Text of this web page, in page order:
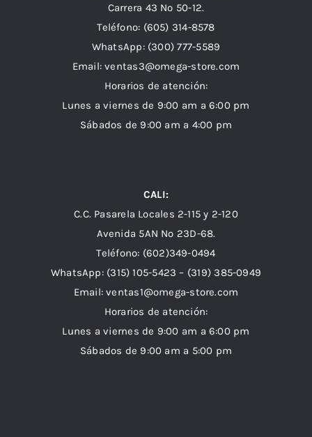
Carrera 43 Nº 50-12.
Teléfono: (605) 314-8578
WhatsApp: (300) 777-5589
Email: ventas3@omega-store.com
Horarios de atención:
Lunes a viernes de 9:00 am a 6:00 pm
Sábados de 9:00 am a 4:00 pm
CALI:
C.C. Pasarela Locales 2-115 y 2-120
Avenida 5AN Nº 23D-68.
Teléfono: (602)349-0494
WhatsApp: (315) 105-5423 – (319) 385-0949
Email:ventas1@omega-store.com
Horarios de atención:
Lunes a viernes de 9:00 am a 6:00 pm
Sábados de 9:00 am a 5:00 pm